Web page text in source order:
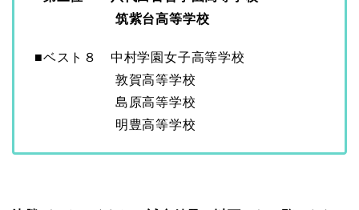
筑紫台高等学校
■ベスト８ 中村学園女子高等学校
敦賀高等学校
島原高等学校
明豊高等学校